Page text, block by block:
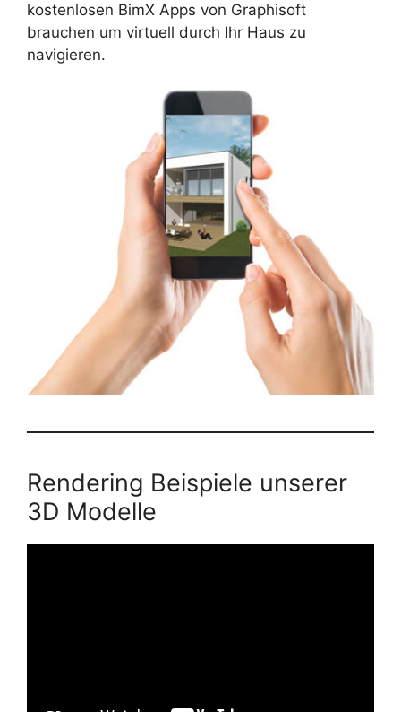
kostenlosen BimX Apps von Graphisoft
brauchen um virtuell durch Ihr Haus zu
navigieren.
Rendering Beispiele unserer
3D Modelle